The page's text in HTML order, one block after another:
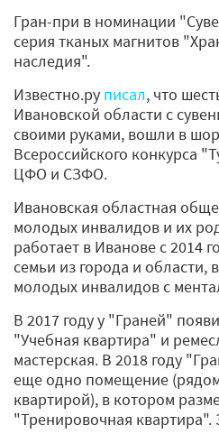
Гран-при в номинации
серия тканых магнитов
наследия".
Известно.ру писал, что
Ивановской области с
своими руками, вошли в
Всероссийского конкурса
ЦФО и СЗФО.
Ивановская областная
молодых инвалидов и их
работает в Иванове с 2014
семьи из города и
молодых инвалидов с
В 2017 году у "Граней"
"Учебная квартира" и
мастерская. В 2018 году
еще одно помещение
квартирой), в котором
"Тренировочная квартира".